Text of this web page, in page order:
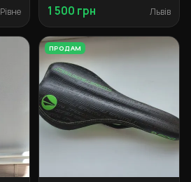
Рівне 1 500 грн Львів
ПРОДАМ